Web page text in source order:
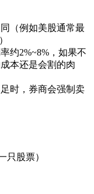
（例如美股通常最
约2%~8%，如果不
本还是会割的肉
时，券商会强制卖
只股票）